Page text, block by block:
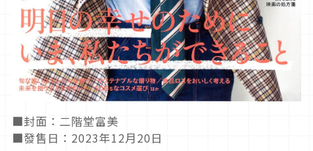
■封面：二階堂富美
■發售日：2023年12月20日